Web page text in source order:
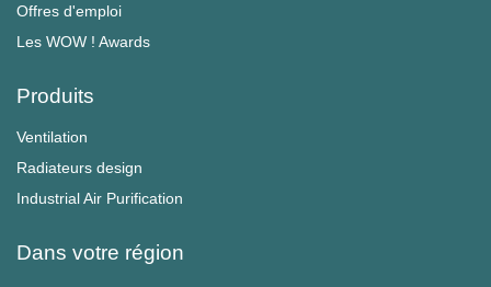
Offres d'emploi
Les WOW ! Awards
Produits
Ventilation
Radiateurs design
Industrial Air Purification
Dans votre région